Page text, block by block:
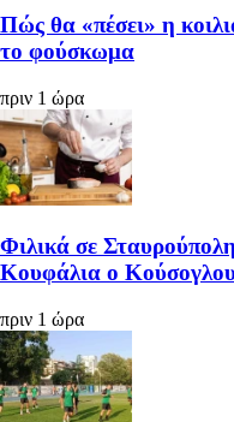
Πώς θα «πέσει» η
το φούσκωμα
πριν 1 ώρα
Φιλικά σε
Κουφάλια ο
πριν 1 ώρα